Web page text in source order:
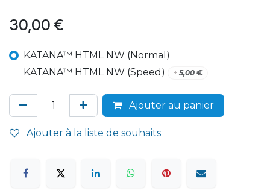
30,00 €
KATANA™ HTML NW (Normal)
KATANA™ HTML NW (Speed)
+ 5,00€
Ajouter au panier
Ajouter à la liste de souhaits